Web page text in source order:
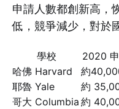
申請人數都創新高，
低，競爭減少，對於
學校 2020
哈佛 Harvard
約
耶魯 Yale
約
哥大 Columbia 約